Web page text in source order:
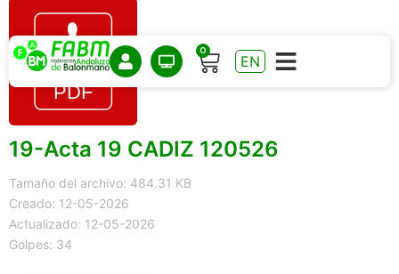
0
EN
19-Acta 19 CADIZ 120526
Tamaño del archivo: 484.31 KB
Creado: 12-05-2026
Actualizado: 12-05-2026
Golpes: 34